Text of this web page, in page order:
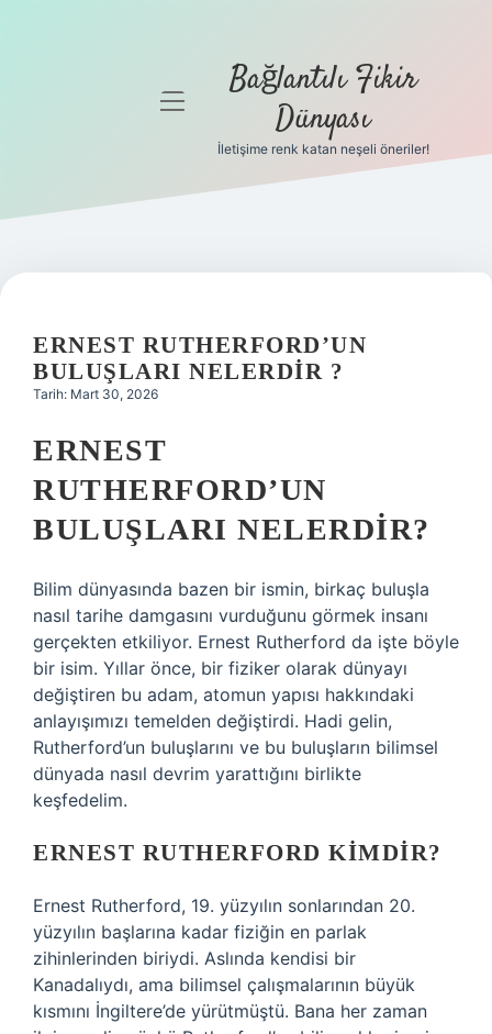
Gizlilik
Hakkımızda
menüyü
Bağlantılı Fikir
Dünyası
İletişime renk katan neşeli öneriler!
ERNEST RUTHERFORD’UN
BULUŞLARI NELERDIR ?
Tarih: Mart 30, 2026
ERNEST
RUTHERFORD’UN
BULUŞLARI NELERDIR?
Bilim dünyasında bazen bir ismin, birkaç buluşla
nasıl tarihe damgasını vurduğunu görmek insanı
gerçekten etkiliyor. Ernest Rutherford da işte böyle
bir isim. Yıllar önce, bir fiziker olarak dünyayı
değiştiren bu adam, atomun yapısı hakkındaki
anlayışımızı temelden değiştirdi. Hadi gelin,
Rutherford’un buluşlarını ve bu buluşların bilimsel
dünyada nasıl devrim yarattığını birlikte
keşfedelim.
ERNEST RUTHERFORD KIMDIR?
Ernest Rutherford, 19. yüzyılın sonlarından 20.
yüzyılın başlarına kadar fiziğin en parlak
zihinlerinden biriydi. Aslında kendisi bir
Kanadalıydı, ama bilimsel çalışmalarının büyük
kısmını İngiltere’de yürütmüştü. Bana her zaman